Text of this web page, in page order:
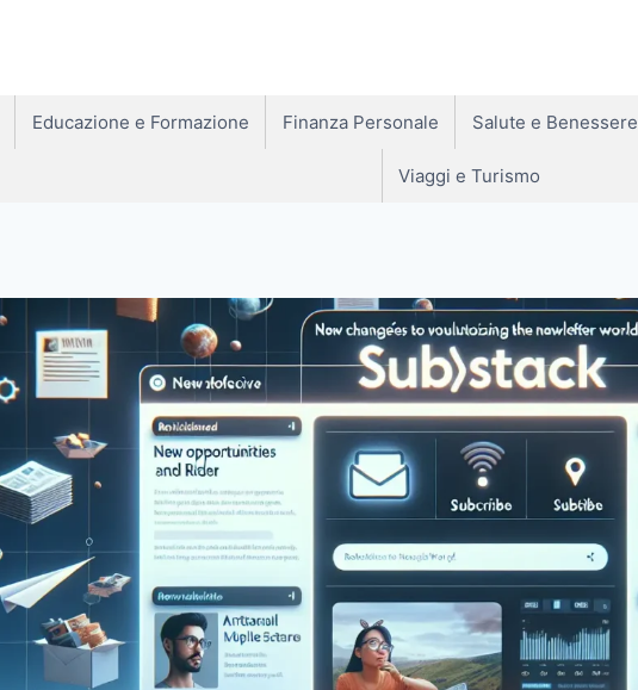
Educazione e Formazione Finanza Personale Salute e Benessere
Viaggi e Turismo